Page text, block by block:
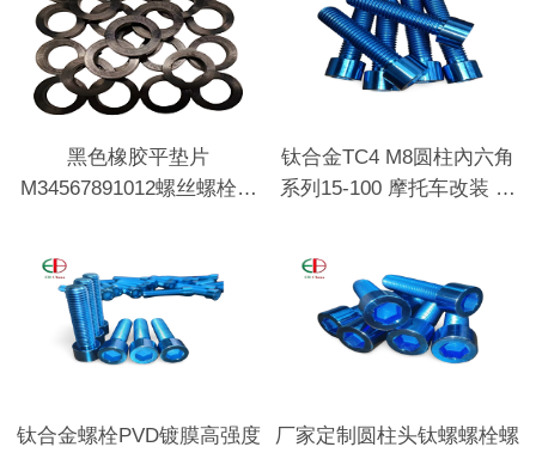
黑色橡胶平垫片
M34567891012螺丝螺栓用
钛合金TC4 M8圆柱內六角
系列15-100 摩托车改装 支
钛合金螺栓PVD镀膜高强度
厂家定制圆柱头钛螺螺栓螺